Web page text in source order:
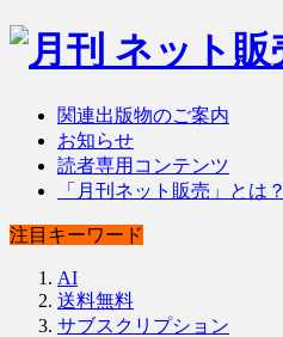
関連出版物のご案内
お知らせ
読者専用コンテンツ
「月刊ネット販売」とは？
注目キーワード
AI
送料無料
サブスクリプション